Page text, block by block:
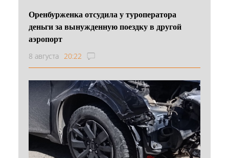
Оренбурженка отсудила у туроператора
деньги за вынужденную поездку в другой
аэропорт
8 августа 20:22